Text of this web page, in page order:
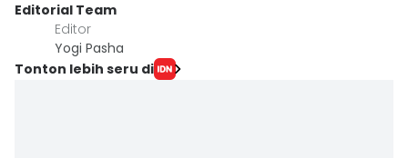
Editorial Team
Editor
Yogi Pasha
Tonton lebih seru di